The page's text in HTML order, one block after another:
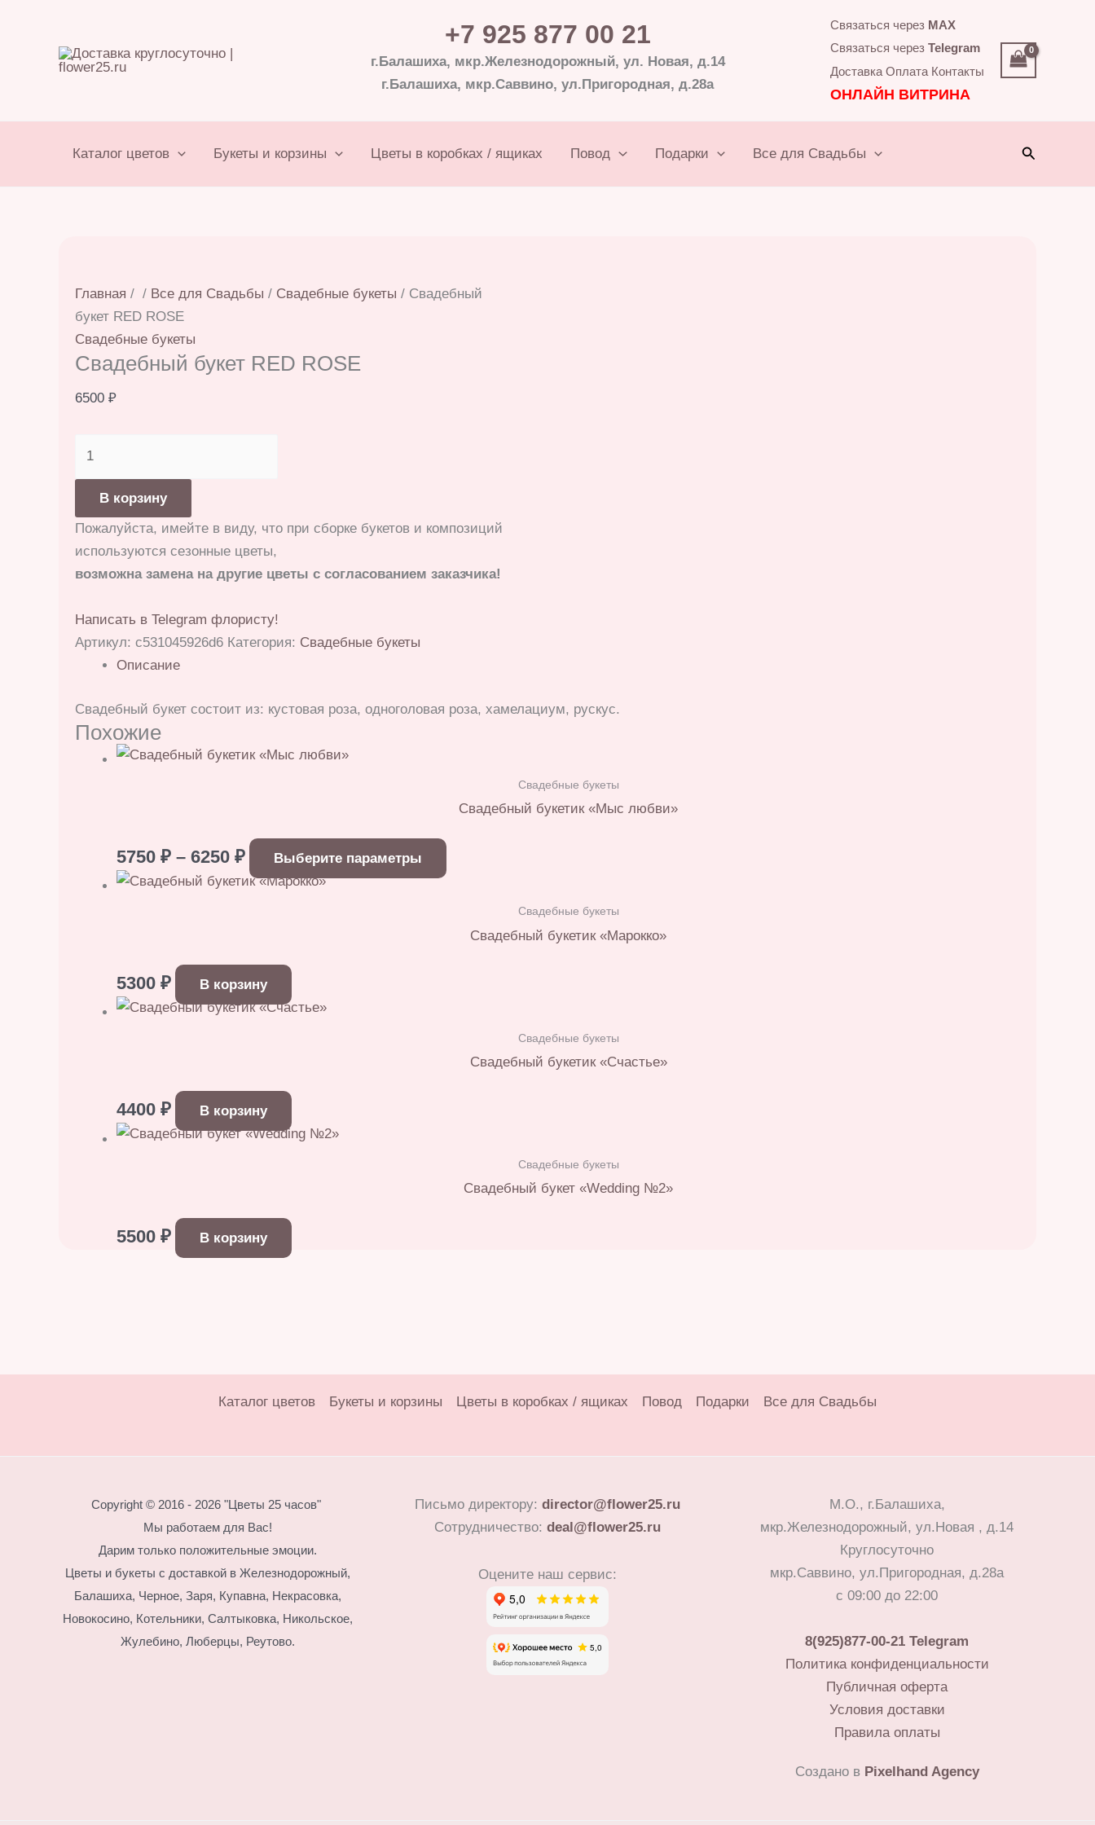
содержимому
+7 925 877 00 21
г.Балашиха, мкр.Железнодорожный, ул. Новая, д.14
г.Балашиха, мкр.Саввино, ул.Пригородная, д.28а
Связаться через MAX
Связаться черезTelegram
Доставка Оплата Контакты
ОНЛАЙН ВИТРИНА
Каталог цветов Букеты и корзины Цветы в коробках / ящиках Повод Подарки Все для Свадьбы Поиск
Главная / / Все для Свадьбы / Свадебные букеты / Свадебный
букет RED ROSE
Свадебные букеты
Свадебный букет RED ROSE
6500 ₽
Свадебный
букет
RED
ROSE
В корзину
Пожалуйста, имейте в виду, что при сборке букетов и композиций
используются сезонные цветы,
возможна замена на другие цветы с согласованием заказчика!
Написать в Telegram флористу!
Артикул: c531045926d6 Категория: Свадебные букеты
Описание
Свадебный букет состоит из: кустовая роза, одноголовая роза, хамелациум, рускус.
Похожие
Свадебные букеты
Свадебный букетик «Мыс любви»
5750 ₽ – 6250 ₽Диапазон
цен:
Выберите параметры
товар
вариаций.
странице
Свадебные букеты
Свадебный букетик «Марокко»
5300 ₽ В корзину
Свадебные букеты
Свадебный букетик «Счастье»
4400 ₽ В корзину
Свадебные букеты
Свадебный букет «Wedding №2»
5500 ₽ В корзину
Каталог цветов Букеты и корзины Цветы в коробках / ящиках Повод Подарки Все для Свадьбы
Copyright © 2016 - 2026 "Цветы 25 часов"
Мы работаем для Вас!
Дарим только положительные эмоции.
Цветы и букеты с доставкой в Железнодорожный,
Балашиха, Черное, Заря, Купавна, Некрасовка,
Новокосино, Котельники, Салтыковка, Никольское,
Жулебино, Люберцы, Реутово.
Письмо директору: director@flower25.ru
Сотрудничество: deal@flower25.ru
Оцените наш сервис:
М.О., г.Балашиха,
мкр.Железнодорожный, ул.Новая , д.14
Круглосуточно
мкр.Саввино, ул.Пригородная, д.28а
с 09:00 до 22:00
8(925)877-00-21 Telegram
Политика конфиденциальности
Публичная оферта
Условия доставки
Правила оплаты
Создано в Pixelhand Agency